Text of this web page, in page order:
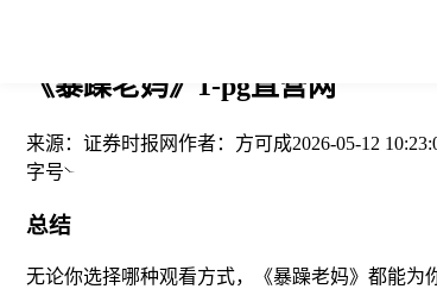
《暴躁老妈》1-pg直营网
来源： 证券时报网作者： 方可成2026-05-12
字号
总结
无论你选择哪种观看方式，《暴躁老妈》都能